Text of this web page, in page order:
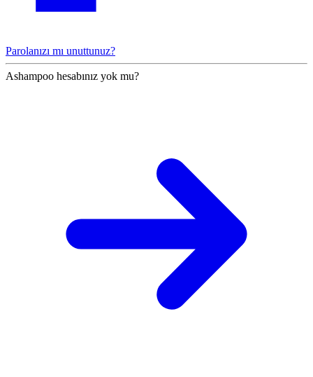
Parolanızı mı unuttunuz?
Ashampoo hesabınız yok mu?